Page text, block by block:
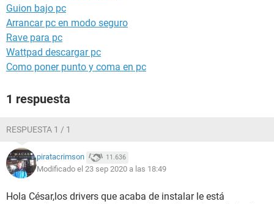
¿Qué puedo hacer? La necesito para trabajar, soy editor de
videos.
Gracias de antemano.
Guion bajo pc
Arrancar pc en modo seguro
Rave para pc
Wattpad descargar pc
Como poner punto y coma en pc
1 respuesta
RESPUESTA 1 / 1
piratacrimson 11.636
Modificado el 23 sep 2020 a las 18:49
Hola César,los drivers que acaba de instalar le está